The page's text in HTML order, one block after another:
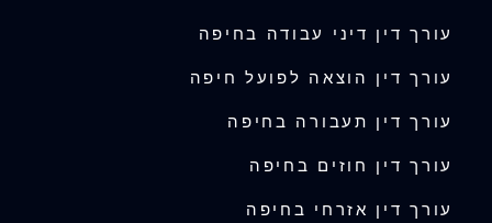
עורך דין דיני עבודה בחיפה
עורך דין הוצאה לפועל חיפה
עורך דין תעבורה בחיפה
עורך דין חוזים בחיפה
עורך דין אזרחי בחיפה